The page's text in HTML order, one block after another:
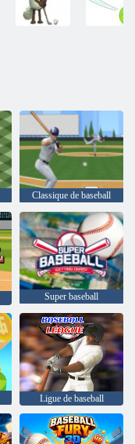
Classique de baseball
Super baseball
Ligue de baseball